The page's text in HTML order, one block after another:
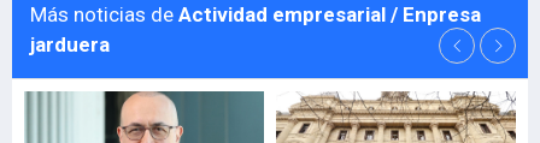
Más noticias de Actividad empresarial / Enpresa
jarduera